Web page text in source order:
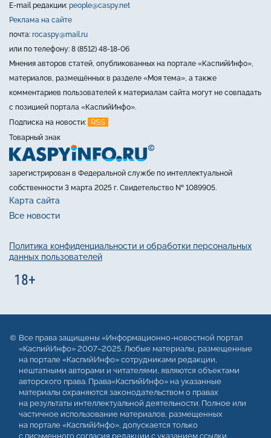
E-mail редакции: people@caspy.net
Реклама на сайте
почта: rocaspy@mail.ru
или по телефону: 8 (8512) 48-18-06
Мнения авторов статей, опубликованных на портале «КаспийИнфо»,
материалов, размещённых в разделе «Моя тема», а также
комментариев пользователей к материалам сайта могут не совпадать
с позицией портала «КаспийИнфо».
Подписка на новости:
RSS
Товарный знак
зарегистрирован в Федеральной службе по интеллектуальной
собственности 3 марта 2025 г. Свидетельство № 1089905.
Карта сайта
Все новости
Политика конфиденциальности и обработки персональных
данных пользователей
Все права защищены «Информационно-новостной портал
«КаспийИнфо» 2007–2025. Любые материалы, размещенные
на портале «КаспийИнфо» сотрудниками редакции,
нештатными авторами и читателями, являются объектами
авторского права. Права«КаспийИнфо» на указанные
материалы охраняются законодательством о правах
на результаты интеллектуальной деятельности. Полное или
частичное использование материалов, размещенных
на портале «КаспийИнфо», допускается только
с письменного согласия редакции с указанием ссылки